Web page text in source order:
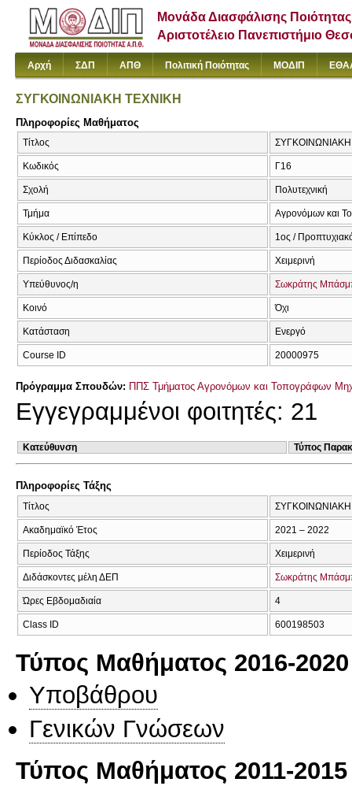
Μονάδα Διασφάλισης Ποιότητας
Αριστοτέλειο Πανεπιστήμιο
Αρχή ΣΔΠ ΑΠΘ Πολιτική Ποιότητας ΜΟΔΙΠ
ΣΥΓΚΟΙΝΩΝΙΑΚΗ ΤΕΧΝΙΚΗ
Πληροφορίες Μαθήματος
Τίτλος ΣΥΓΚΟΙΝΩΝΙΑΚΗ
Κωδικός Γ16
Σχολή Πολυτεχνική
Τμήμα Αγρονόμων και
Κύκλος / Επίπεδο 1ος /
Περίοδος Διδασκαλίας Χειμερινή
Υπεύθυνος/η Σωκράτης
Κοινό Όχι
Κατάσταση Ενεργό
Course ID 20000975
Πρόγραμμα Σπουδών: ΠΠΣ Τμήματος Αγρονόμων και Τοπογράφων
Εγγεγραμμένοι φοιτητές: 21
Κατεύθυνση Τύπος
Πληροφορίες Τάξης
Τίτλος
Ακαδημαϊκό Έτος 2021 – 2022
Περίοδος Τάξης Χειμερινή
Διδάσκοντες μέλη ΔΕΠ Σωκράτης
Ώρες Εβδομαδιαία 4
Class ID 600198503
Τύπος Μαθήματος 2016-2020
Υποβάθρου
Γενικών Γνώσεων
Τύπος Μαθήματος 2011-2015